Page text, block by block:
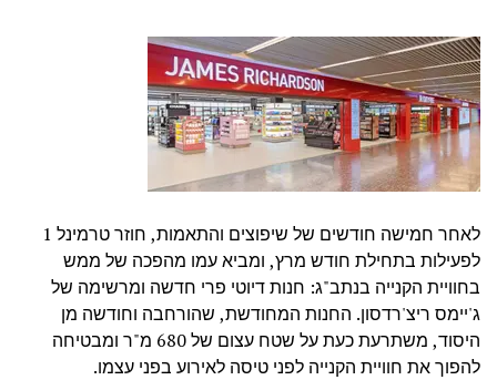
לאחר חמישה חודשים של שיפוצים והתאמות, חוזר טרמינל 1
לפעילות בתחילת חודש מרץ, ומביא עמו מהפכה של ממש
בחוויית הקנייה בנתב"ג: חנות דיוטי פרי חדשה ומרשימה של
ג'יימס ריצ'רדסון. החנות המחודשת, שהורחבה וחודשה מן
היסוד, משתרעת כעת על שטח עצום של 680 מ"ר ומבטיחה
להפוך את חוויית הקנייה לפני טיסה לאירוע בפני עצמו.